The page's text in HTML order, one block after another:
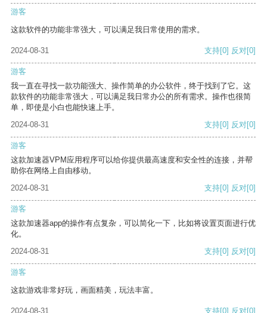
游客
这款软件的功能非常强大，可以满足我日常使用的需求。
2024-08-31 支持[0] 反对[0]
游客
我一直在寻找一款功能强大、操作简单的办公软件，终于找到了它。这
款软件的功能非常强大，可以满足我日常办公的所有需求。操作也很简
单，即使是小白也能快速上手。
2024-08-31
支持[0] 反对[0]
游客
这款加速器VPM应用程序可以给你提供最高速度和安全性的连接，并帮
助你在网络上自由移动。
2024-08-31
支持[0] 反对[0]
游客
这款加速器app的操作有点复杂，可以简化一下，比如将设置页面进行优
化。
2024-08-31
支持[0] 反对[0]
游客
这款游戏非常好玩，画面精美，玩法丰富。
2024-08-31 支持[0] 反对[0]